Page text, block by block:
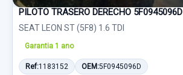
PILOTO TRASERO DERECHO 5F0945096D
SEAT LEON ST (5F8) 1.6 TDI
Garantia 1 ano
Ref:1183152 OEM:5F0945096D